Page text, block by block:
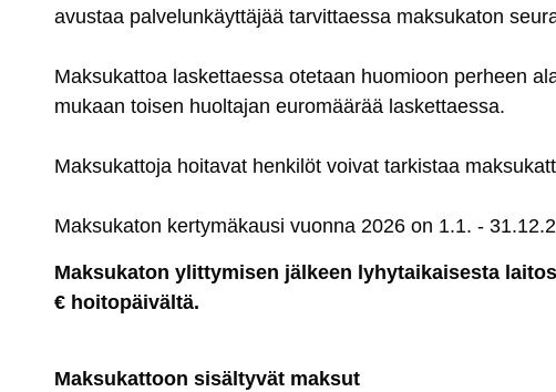
avus­taa pal­ve­lun­käyt­tä­jää tar­vit­taes­sa mak­su­ka­ton
Mak­su­kat­toa las­ket­taes­sa ote­taan huo­mioon per­heen
mu­kaan toi­sen huol­ta­jan eu­ro­mää­rää las­ket­taes­sa.
Mak­su­kat­to­ja hoi­ta­vat hen­ki­löt voi­vat tar­kis­taa
Mak­su­ka­ton ker­ty­mä­kau­si vuon­na 2026 on 1.1. -
Mak­su­ka­ton ylit­ty­mi­sen jäl­keen ly­hy­tai­kai­ses­ta
€ hoi­to­päi­väl­tä.
Mak­su­kat­toon si­säl­ty­vät mak­sut